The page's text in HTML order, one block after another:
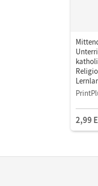
ufe I -
2: 7./8.
2,99